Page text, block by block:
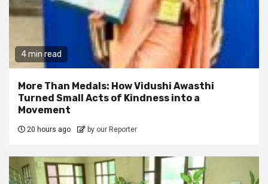
4 min read
More Than Medals: How Vidushi Awasthi
Turned Small Acts of Kindness into a
Movement
20 hours ago by our Reporter